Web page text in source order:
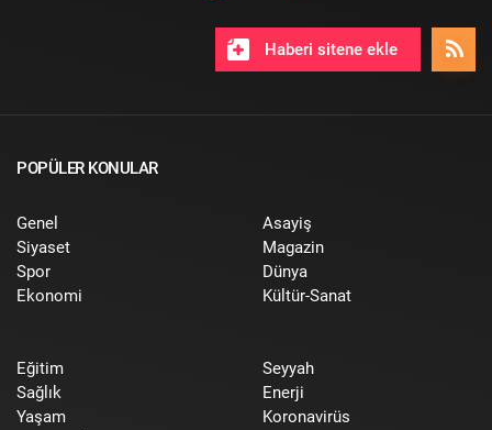
Haberi sitene ekle
POPÜLER KONULAR
Genel
Siyaset
Spor
Ekonomi
Asayiş
Magazin
Dünya
Kültür-Sanat
Eğitim
Sağlık
Yaşam
Seyyah
Enerji
Koronavirüs